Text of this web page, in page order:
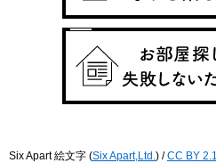
Six Apart 絵文字 (Six Apart,Ltd. ) /CC BY 2.1